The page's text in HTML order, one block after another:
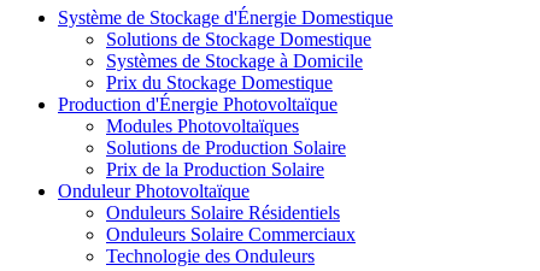
Système de Stockage d'Énergie Domestique
Solutions de Stockage Domestique
Systèmes de Stockage à Domicile
Prix du Stockage Domestique
Production d'Énergie Photovoltaïque
Modules Photovoltaïques
Solutions de Production Solaire
Prix de la Production Solaire
Onduleur Photovoltaïque
Onduleurs Solaire Résidentiels
Onduleurs Solaire Commerciaux
Technologie des Onduleurs